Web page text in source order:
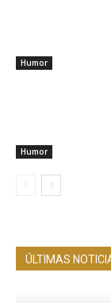
Humor
Humor
ÚLTIMAS